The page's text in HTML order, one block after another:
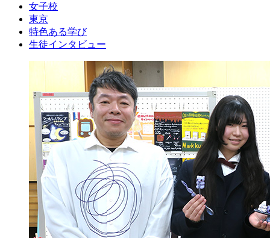
女子校
東京
特色ある学び
生徒インタビュー